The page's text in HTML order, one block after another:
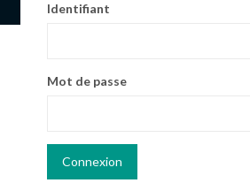
Identifiant
Mot de passe